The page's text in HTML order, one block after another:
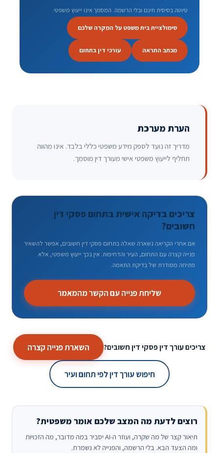
טיוטה בסיסית חינם ובלי הרשמה. המסמך אינו ייעוץ משפטי.
סימולציית בית משפט על המקרה שלכם
מכתב התראה עורכי דין בתחום
הערת מערכת
מדריך זה נועד לספק מידע משפטי כללי בלבד. אינו מהווה
תחליף לייעוץ משפטי אישי מעורך דין מוסמך.
צריכים בדיקה אישית בתחום פסקי דין
חשובים?
אם אחרי הקריאה נשארה שאלה בתחום פסקי דין חשובים, אפשר להשאיר
פנייה קצרה עם התחום, העיר והדחיפות. אין בכך ייעוץ משפטי, אלא
פתיחה מסודרת של בדיקת התאמה.
שליחת פנייה עם הקשר מהמאמר
צריכים עורך דין פסקי דין חשובים? השארת פנייה קצרה
חיפוש עורך דין לפי תחום ועיר
רוצים לדעת מה המצב שלכם אומר משפטית?
תיאור קצר של מה שקרה, ועוזר ה-AI יסביר במה מדובר, מה הזכויות
ומה הצעד הבא. בלי הרשמה, והפנייה לא נשמרת.